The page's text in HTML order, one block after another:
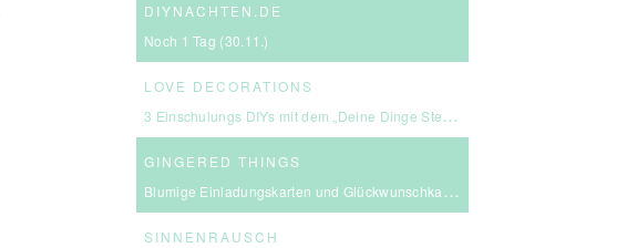
DIYNACHTEN.DE
Noch 1 Tag (30.11.)
LOVE DECORATIONS
3 Einschulungs DIYs mit dem „Deine Dinge Stempel – School Edition“ #BackToSchool + Gewinnspiel
GINGERED THINGS
Blumige Einladungskarten und Glückwunschkarten von Send a Smile
SINNENRAUSCH